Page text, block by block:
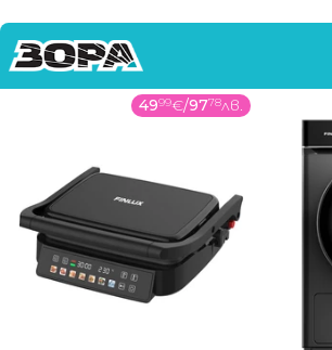
4999€/9778лв.